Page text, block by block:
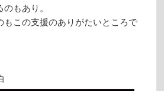
もあり。
もこの支援のありがたいところで